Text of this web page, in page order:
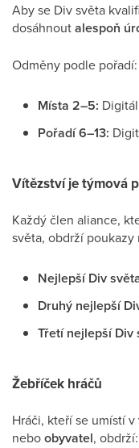
Aby se Div světa
dosáhnoutalespoň
Odměny podle pořadí:
Místa 2–5:
Pořadí 6–13:
Vítězství je týmová
Každý člen aliance,
světa, obdrží poukazy
Nejlepší Div
Druhý nejlepší
Třetí nejlepší Div
Žebříček hráčů
Hráči, kteří se umístí v
neboobyvatel, obdrží: